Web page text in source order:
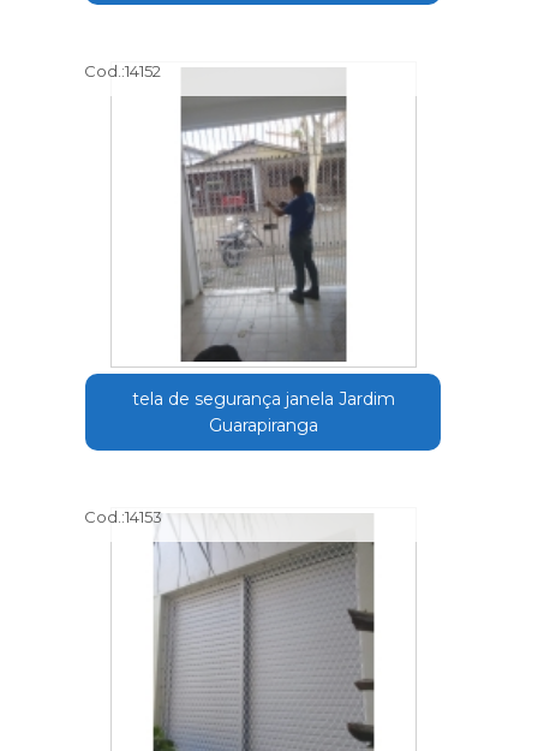
Cod.:14152
tela de segurança janela Jardim
Guarapiranga
Cod.:14153